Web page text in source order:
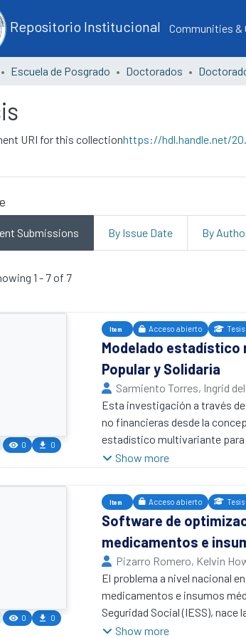
Repositorio Institucional Communities &
Escuela de Posgrado Doctorados
URI for this collectionhttps://hdl.handle.net/
Submissions By Issue Date By
Submissions
1 - 7 of 7
0 0
Item Acceso abierto
Modelado estadístico
Popular y Solidaria
Sarmiento Torres, Ingrid
Esta investigación a través
no financieras desde la
estadístico multivariante para
descriptivo correlacional, y
Luego, se aplicó el Índice de
ponderado (GWR) para
a cabo un análisis factorial
complementado por una
que, el índice de desarrollo
𝑣�𝑎�𝑙�𝑢�𝑒� < 2.2𝑒� − 16).
no presentan
embargo, existe relación
Show more
0 0
Item Acceso abierto
Software de
medicamentos e
Pizarro Romero, Kelvin
El problema a nivel nacional
medicamentos e insumos
Seguridad Social (IESS),
optimización. El objetivo fue
Show more